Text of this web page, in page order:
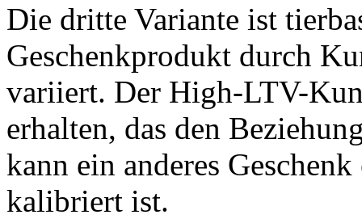
Die dritte Variante ist
Geschenkprodukt durch
variiert. Der High-LTV-
erhalten, das den
kann ein anderes
kalibriert ist.